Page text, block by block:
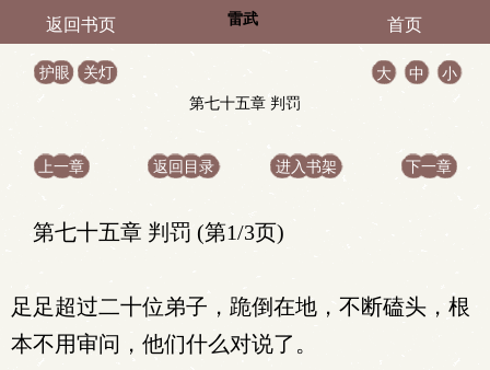
返回书页 雷武 首页
护眼 关灯 大 中
小
第七十五章 判罚
上一章 返回目录 进入书架 下一章
第七十五章 判罚 (第1/3页)
足足超过二十位弟子，跪倒在地，不断磕头，根
本不用审问，他们什么对说了。